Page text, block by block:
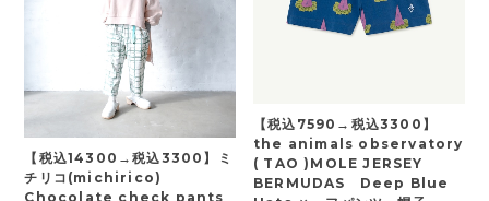
【税込14300→税込3300】ミ
チリコ(michirico)
Chocolate check pants
【税込7590→税込3300】
the animals observatory
( TAO )MOLE JERSEY
BERMUDAS Deep Blue